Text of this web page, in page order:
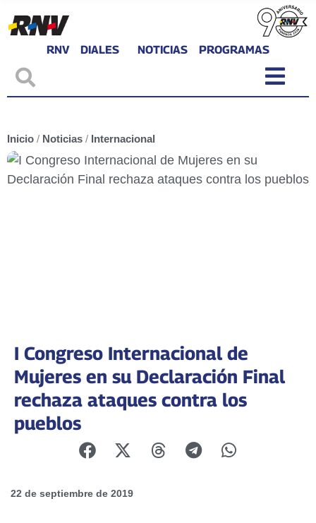
RNV DIALES NOTICIAS PROGRAMAS
Inicio / Noticias / Internacional
I Congreso Internacional de
Mujeres en su Declaración Final
rechaza ataques contra los
pueblos
22 de septiembre de 2019